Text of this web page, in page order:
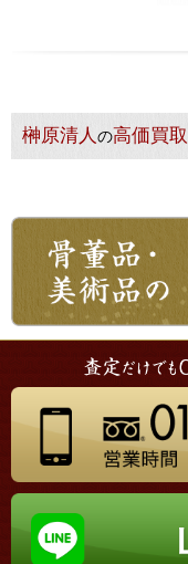
榊原清人 の高価買取